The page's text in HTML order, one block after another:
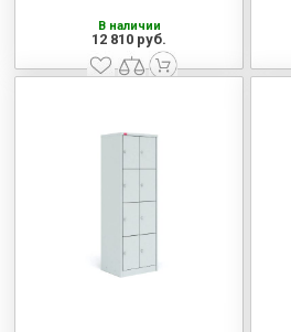
В наличии
12 810 руб.